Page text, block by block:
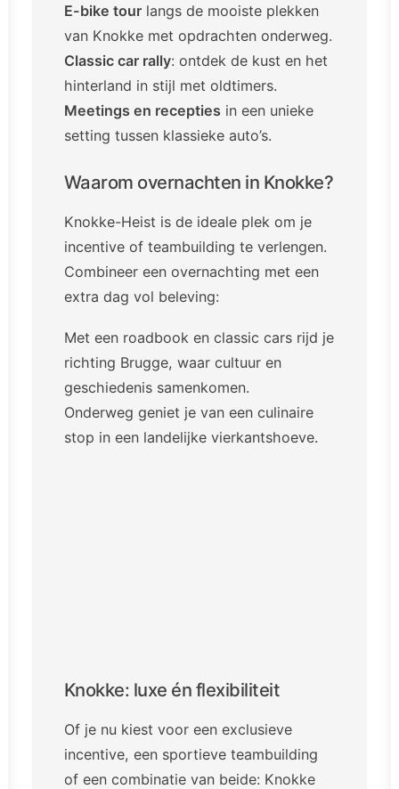
E-bike tour langs de mooiste plekken
van Knokke met opdrachten onderweg.
Classic car rally: ontdek de kust en het
hinterland in stijl met oldtimers.
Meetings en recepties in een unieke
setting tussen klassieke auto’s.
Waarom overnachten in Knokke?
Knokke-Heist is de ideale plek om je
incentive of teambuilding te verlengen.
Combineer een overnachting met een
extra dag vol beleving:
Met een roadbook en classic cars rijd je
richting Brugge, waar cultuur en
geschiedenis samenkomen.
Onderweg geniet je van een culinaire
stop in een landelijke vierkantshoeve.
Knokke: luxe én flexibiliteit
Of je nu kiest voor een exclusieve
incentive, een sportieve teambuilding
of een combinatie van beide: Knokke